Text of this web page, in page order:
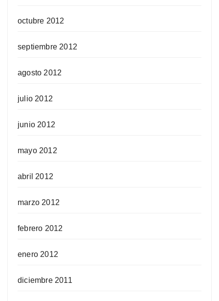
octubre 2012
septiembre 2012
agosto 2012
julio 2012
junio 2012
mayo 2012
abril 2012
marzo 2012
febrero 2012
enero 2012
diciembre 2011